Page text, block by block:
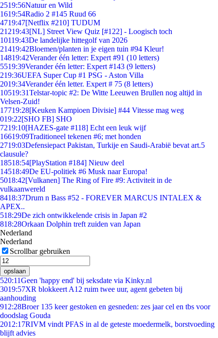
2519:56Natuur en Wild
1619:54Radio 2 #145 Ruud 66
4719:47[Netflix #210] TUDUM
21219:43[NL] Street View Quiz [#122] - Loogisch toch
10119:43De landelijke hittegolf van 2026
21419:42Bloemen/planten in je eigen tuin #94 Kleur!
14819:42Verander één letter: Expert #91 (10 letters)
5519:39Verander één letter: Expert #143 (9 letters)
219:36UEFA Super Cup #1 PSG - Aston Villa
2019:34Verander één letter. Expert # 75 (8 letters)
10519:31Telstar-topic #2: De Witte Leeuwen Brullen nog altijd in
Velsen-Zuid!
17719:28[Keuken Kampioen Divisie] #44 Vitesse mag weg
019:22[SHO FB] SHO
7219:10[HAZES-gate #118] Echt een leuk wijf
16619:09Traditioneel tekenen #6; met honden
2719:03Defensiepact Pakistan, Turkije en Saudi-Arabië bevat art.5
clausule?
18518:54[PlayStation #184] Nieuw deel
14518:49De EU-politiek #6 Musk naar Europa!
5018:42[Vulkanen] The Ring of Fire #9: Activiteit in de
vulkaanwereld
8418:37Drum n Bass #52 - FOREVER MARCUS INTALEX &
APEX..
518:29De zich ontwikkelende crisis in Japan #2
818:28Orkaan Dolphin treft zuiden van Japan
Nederland
Nederland
Scrollbar gebruiken
opslaan
520:11Geen 'happy end' bij seksdate via Kinky.nl
3019:57XR blokkeert A12 ruim twee uur, agent gebeten bij
aanhouding
912:28Broer 135 keer gestoken en gesneden: zes jaar cel en tbs voor
doodslag Gouda
2012:17RIVM vindt PFAS in al de geteste moedermelk, borstvoeding
blijft advies